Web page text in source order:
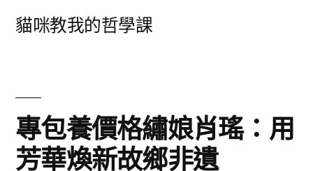
貓咪教我的哲學課
專包養價格繡娘肖瑤：用
芳華煥新故鄉非遺